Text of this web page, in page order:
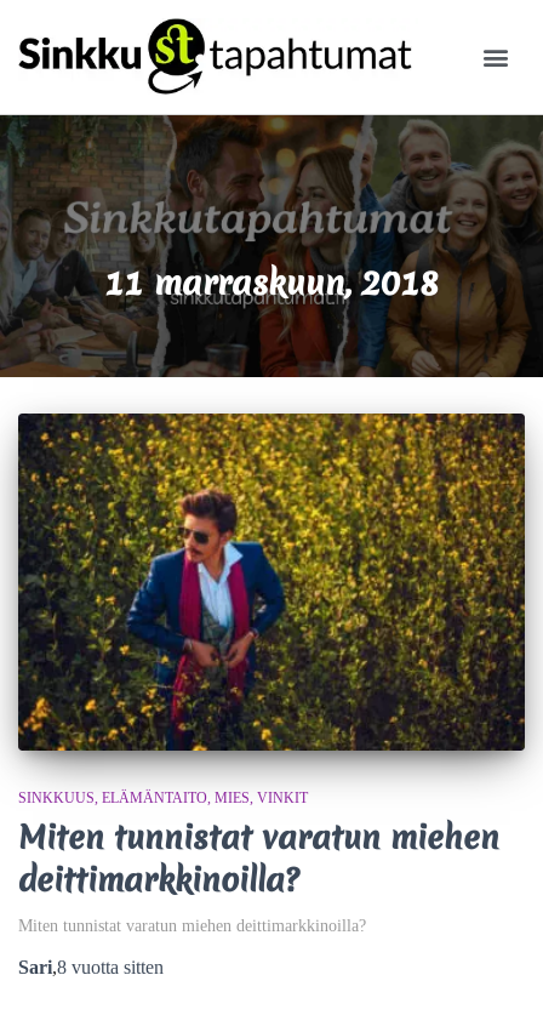
11 marraskuun, 2018
SINKKUUS ELÄMÄNTAITO MIES VINKIT
Miten tunnistat varatun miehen
deittimarkkinoilla?
Miten tunnistat varatun miehen deittimarkkinoilla?
Sari,8 vuotta sitten